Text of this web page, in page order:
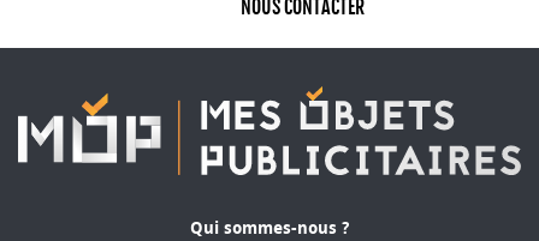
votre logo, l’étui de carte grise personnalisé fera
à coup sûr son petit effet. Il permettra à son
bénéficiaire de toujours penser à vous de façon
positive. Avec une large gamme d’options de
personnalisation disponibles, vous pouvez choisir
même ajouter des informations supplémentaires
NOUS CONTACTER
Qui sommes-nous ?